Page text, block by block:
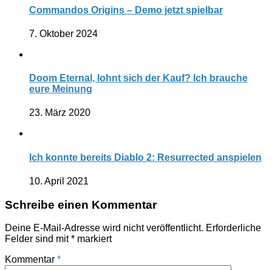
Commandos Origins – Demo jetzt spielbar
7. Oktober 2024
Doom Eternal, lohnt sich der Kauf? Ich brauche
eure Meinung
23. März 2020
Ich konnte bereits Diablo 2: Resurrected anspielen
10. April 2021
Schreibe einen Kommentar
Deine E-Mail-Adresse wird nicht veröffentlicht. Erforderliche
Felder sind mit* markiert
Kommentar *